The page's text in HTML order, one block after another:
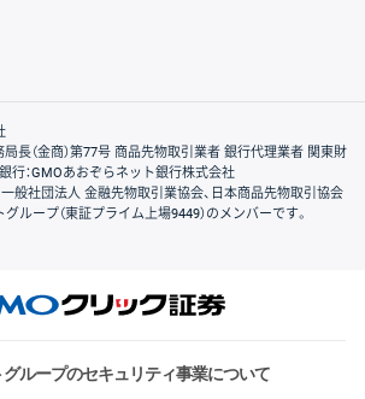
長（金商）第77号 商品先物取引業者 銀行代理業者 関東財
行：GMOあおぞらネット銀行株式会社
一般社団法人 金融先物取引業協会、日本商品先物取引協会
ループ（東証プライム上場9449）のメンバーです。
ループのセキュリティ事業について